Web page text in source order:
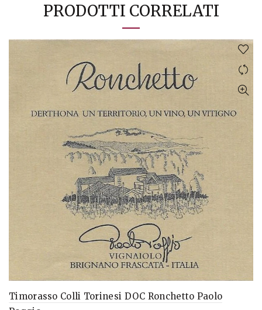
PRODOTTI CORRELATI
Timorasso Colli Torinesi DOC Ronchetto Paolo